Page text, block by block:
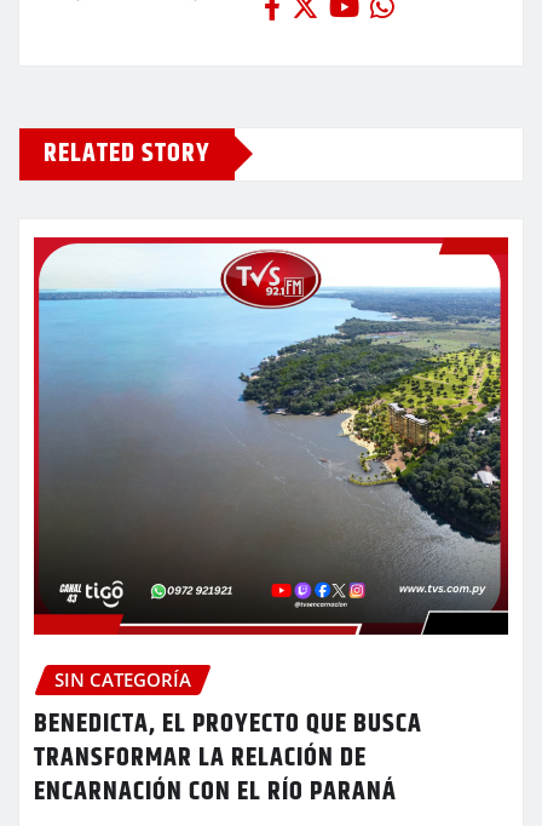
RELATED STORY
SIN CATEGORÍA
BENEDICTA, EL PROYECTO QUE BUSCA
TRANSFORMAR LA RELACIÓN DE
ENCARNACIÓN CON EL RÍO PARANÁ